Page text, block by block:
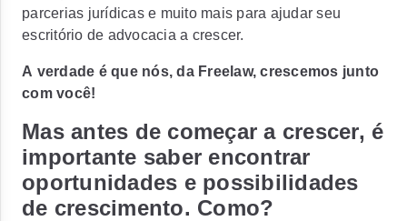
parcerias jurídicas e muito mais para ajudar seu
escritório de advocacia a crescer.
A verdade é que nós, da Freelaw, crescemos junto
com você!
Mas antes de começar a crescer, é
importante saber encontrar
oportunidades e possibilidades
de crescimento. Como?